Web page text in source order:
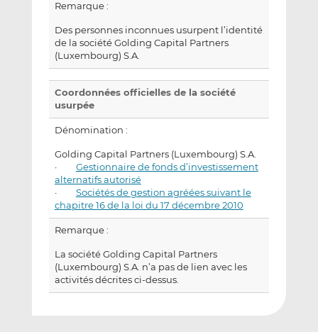
Remarque :
Des personnes inconnues usurpent l’identité
de la société Golding Capital Partners
(Luxembourg) S.A.
Coordonnées officielles de la société
usurpée
Dénomination :
Golding Capital Partners (Luxembourg) S.A.
· Gestionnaire de fonds d’investissement
alternatifs autorisé
· Sociétés de gestion agréées suivant le
chapitre 16 de la loi du 17 décembre 2010
Remarque :
La société Golding Capital Partners
(Luxembourg) S.A. n’a pas de lien avec les
activités décrites ci-dessus.